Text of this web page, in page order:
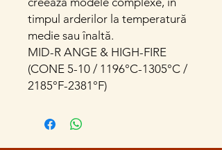
timpul arderilor la temperatură
medie sau înaltă.
MID-R ANGE & HIGH-FIRE
(CONE 5-10 / 1196°C-1305°C /
2185°F-2381°F)